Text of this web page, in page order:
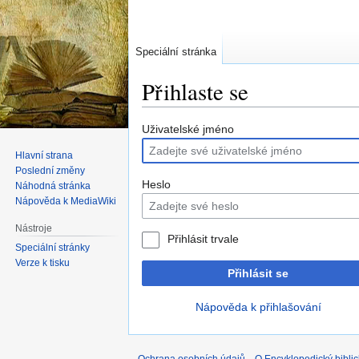
Přihlaste se
Skočit
na
navigaci
Skočit
na
vyhledávání
Uživatelské jméno
Heslo
Přihlásit trvale
Přihlásit se
Nápověda k přihlašování
Speciální stránka
Hlavní strana
Poslední změny
Náhodná stránka
Nápověda k MediaWiki
Nástroje
Speciální stránky
Verze k tisku